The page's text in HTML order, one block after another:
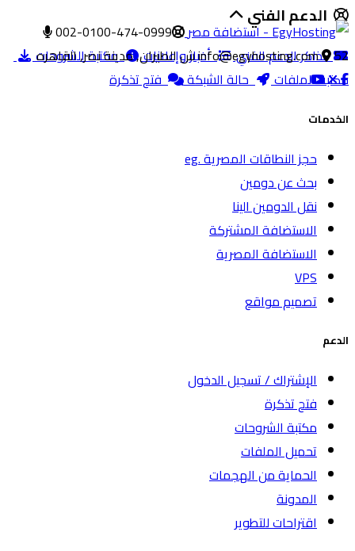
الدعم الفني
تذاكر الدعم الفني أخبار وإعلانات
مكتبة الشروحات
مكتبة الملفات
حالة الشبكة فتح تذكرة
002-0100-474-0999
info@egyhosting.com 52 ش الطيران, مدينة نصر, القاهره
الخدمات
حجز النطاقات المصرية .eg
بحث عن دومين
نقل الدومين الينا
الاستضافة المشتركة
الاستضافة المصرية
VPS
تصميم مواقع
الدعم
الإشتراك / تسجيل الدخول
فتح تذكرة
مكتبة الشروحات
تحميل الملفات
الحماية من الهجمات
المدونة
اقتراحات للتطوير